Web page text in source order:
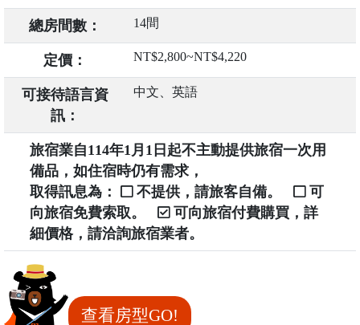
總房間數： 14間
定價： NT$2,800~NT$4,220
可接待語言資
訊：
中文、英語
旅宿業自114年1月1日起不主動提供旅宿一次用
備品，如住宿時仍有需求，
取得訊息為：
不提供，請旅客自備。
可
向旅宿免費索取。
可向旅宿付費購買，詳
細價格，請洽詢旅宿業者。
查看房型GO!